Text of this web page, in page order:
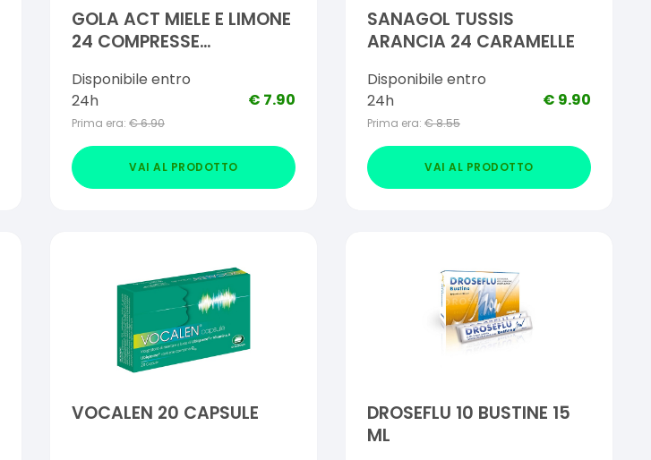
GOLA ACT MIELE E LIMONE
24 COMPRESSE
EDULCORANTI
Disponibile entro
24h
Prima era: €6.90
€ 7.90
VAI AL PRODOTTO
SANAGOL TUSSIS
ARANCIA 24 CARAMELLE
Disponibile entro
24h
Prima era: €8.55
€ 9.90
VAI AL PRODOTTO
VOCALEN 20 CAPSULE
DROSEFLU 10 BUSTINE 15
ML